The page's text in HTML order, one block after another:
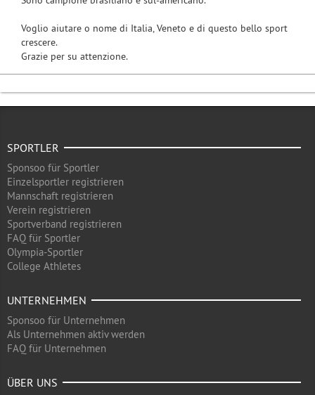
Voglio aiutare o nome di Italia, Veneto e di questo bello sport
crescere.
Grazie per su attenzione.
SPORTLER
Sponsoo für Sportler
Einzelsportler registrieren
Mannschaft registrieren
Verein registrieren
Sportverband registrieren
FAQ für Sportler
Olympia-Sportler
College Athletes
UNTERNEHMEN
Sponsoo für Unternehmen
Als Unternehmen aktiv werden
FAQ für Unternehmen
ÜBER UNS